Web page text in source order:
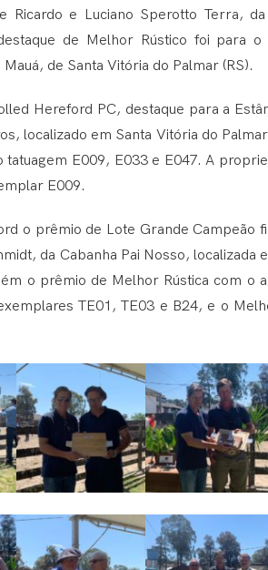
Ricardo e Luciano Sperotto Terra,
de Melhor Rústico foi para
de Santa Vitória do Palmar (RS).
Hereford PC, destaque para a
localizado em Santa Vitória do
tatuagem E009, E033 e E047. A
E009.
o prêmio de Lote Grande Campeão
da Cabanha Pai Nosso,
o prêmio de Melhor Rústica com o
TE01, TE03 e B24, e o